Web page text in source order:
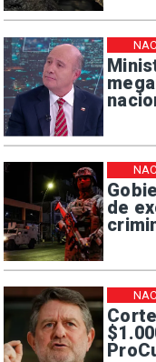
de